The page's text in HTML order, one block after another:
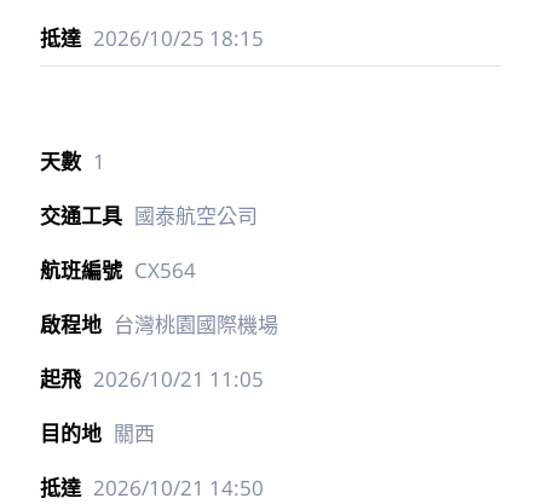
2026/10/25 18:15
1
國泰航空公司
CX564
台灣桃園國際機場
2026/10/21 11:05
關西
2026/10/21 14:50